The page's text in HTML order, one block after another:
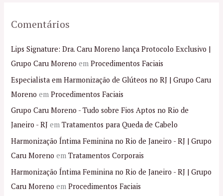
Comentários
Lips Signature: Dra. Caru Moreno lança Protocolo Exclusivo |
Grupo Caru Moreno emProcedimentos Faciais
Especialista em Harmonização de Glúteos no RJ | Grupo Caru
Moreno emProcedimentos Faciais
Grupo Caru Moreno - Tudo sobre Fios Aptos no Rio de
Janeiro - RJ emTratamentos para Queda de Cabelo
Harmonização Íntima Feminina no Rio de Janeiro - RJ | Grupo
Caru Moreno emTratamentos Corporais
Harmonização Íntima Feminina no Rio de Janeiro - RJ | Grupo
Caru Moreno emProcedimentos Faciais